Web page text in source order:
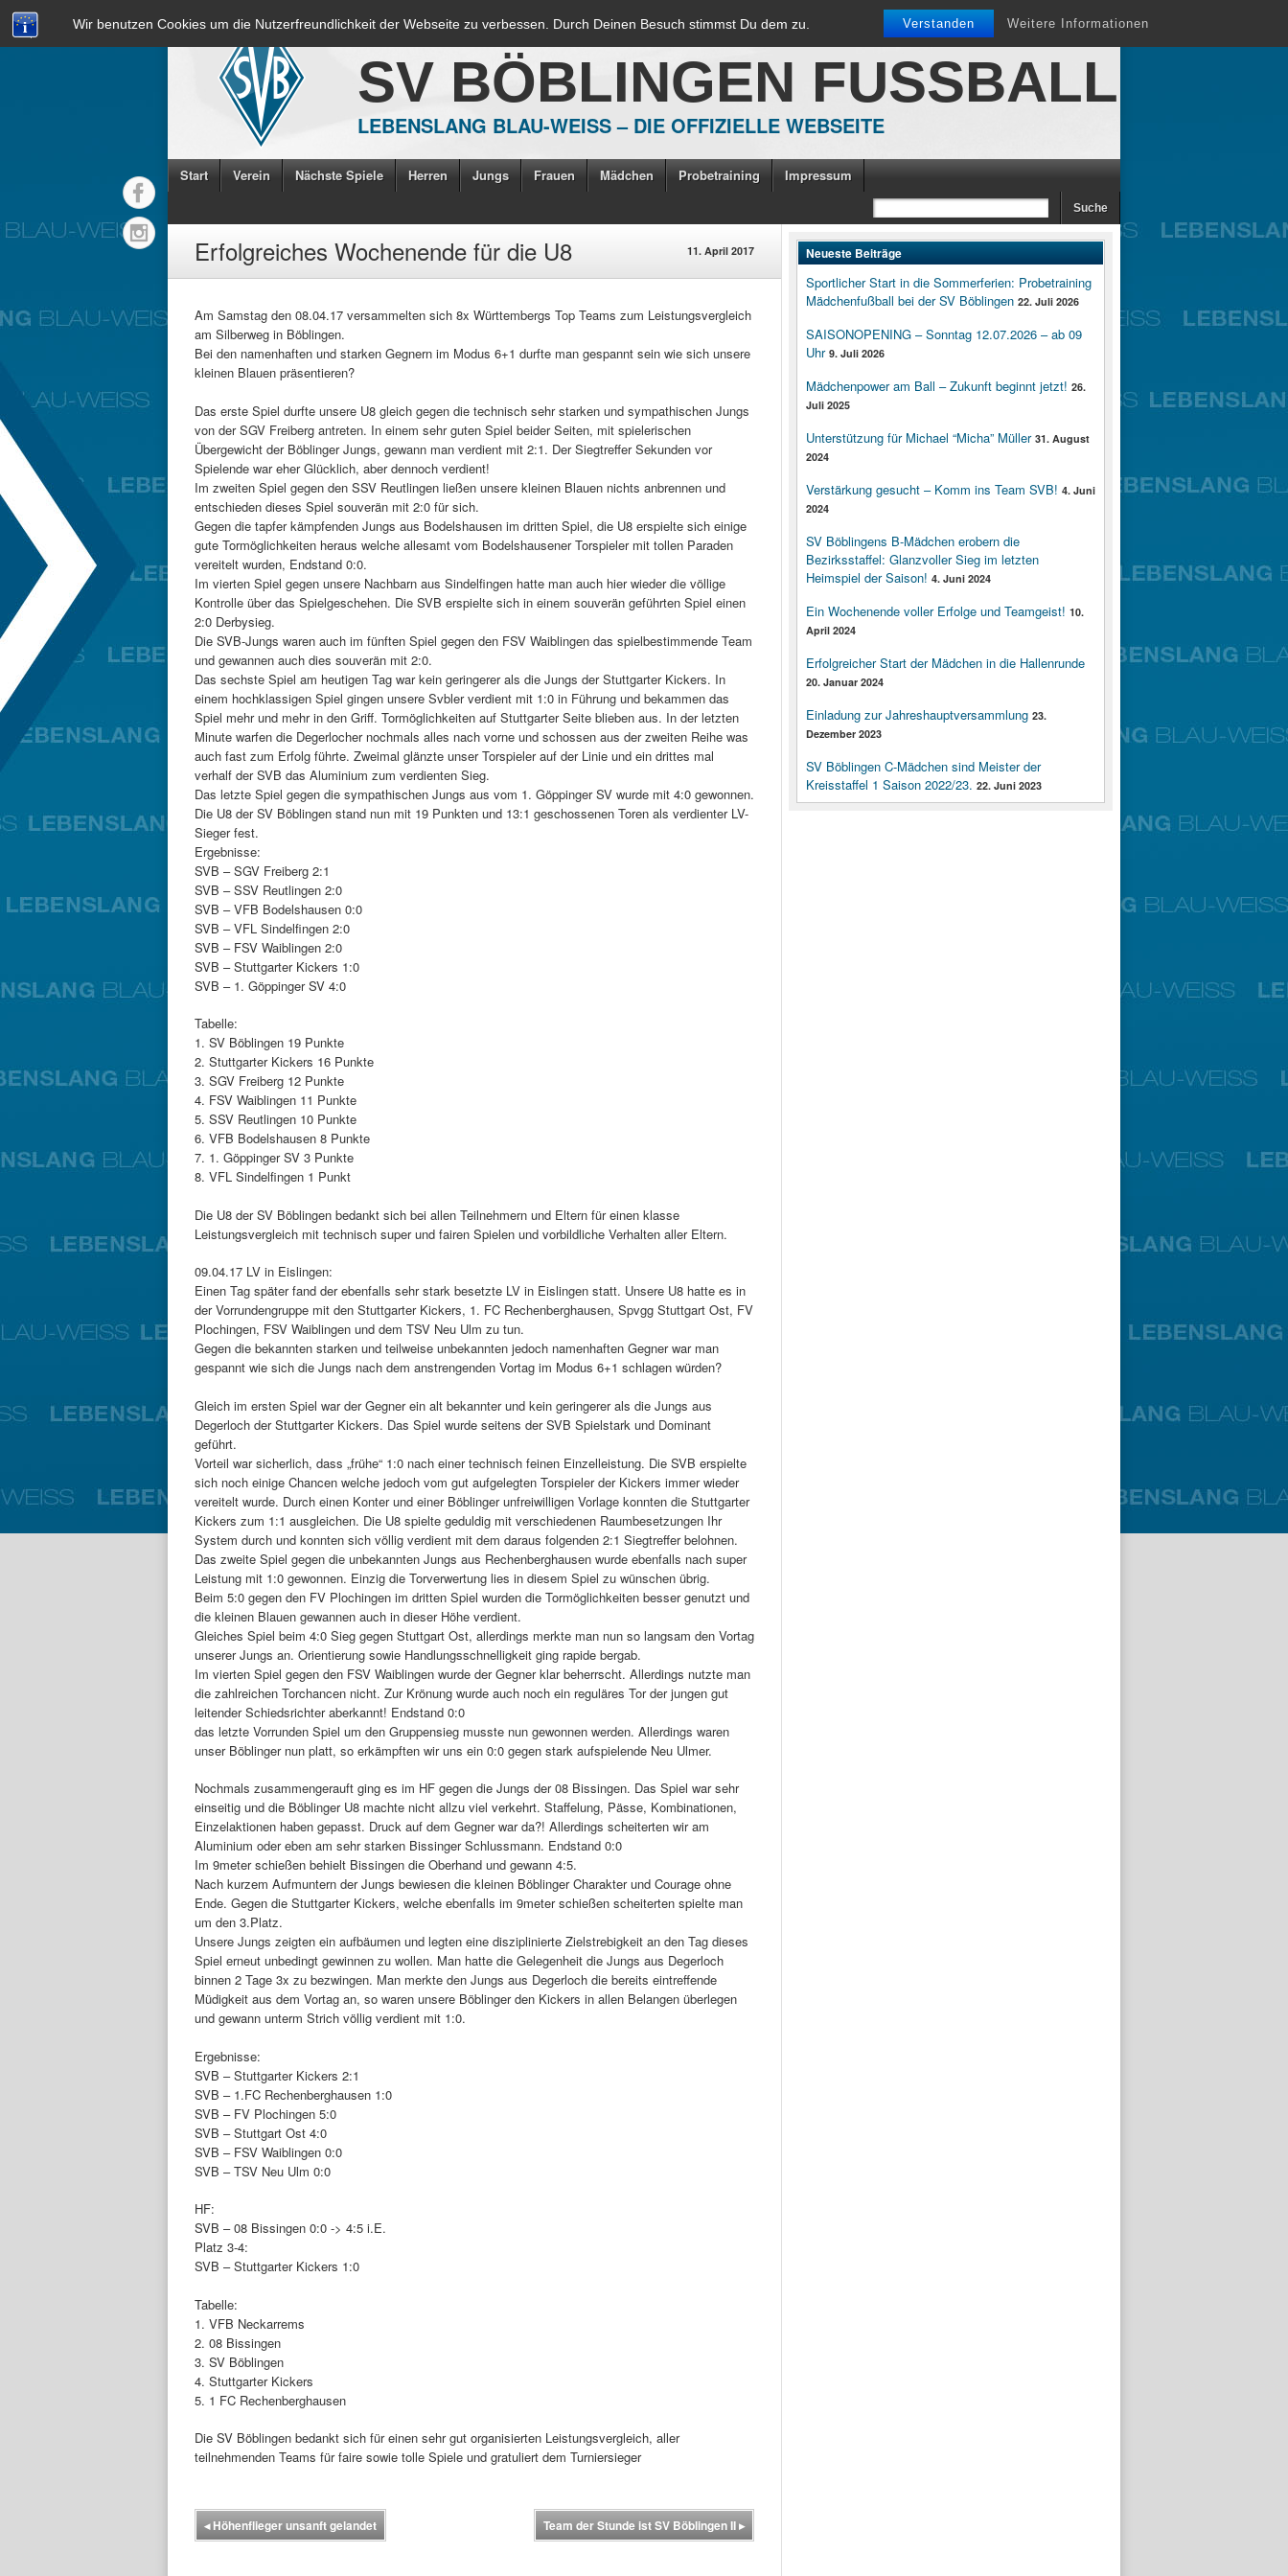
Wir benutzen Cookies um die Nutzerfreundlichkeit der Webseite zu verbessen. Durch Deinen Besuch stimmst Du dem zu. Verstanden Weitere Informationen
SV BÖBLINGEN FUSSBALL
LEBENSLANG BLAU-WEISS – DIE OFFIZIELLE WEBSEITE
Start Verein Nächste Spiele Herren Jungs Frauen Mädchen Probetraining Impressum
Erfolgreiches Wochenende für die U8 11. April 2017
Am Samstag den 08.04.17 versammelten sich 8x Württembergs Top Teams zum Leistungsvergleich
am Silberweg in Böblingen.
Bei den namenhaften und starken Gegnern im Modus 6+1 durfte man gespannt sein wie sich unsere
kleinen Blauen präsentieren?
Das erste Spiel durfte unsere U8 gleich gegen die technisch sehr starken und sympathischen Jungs
von der SGV Freiberg antreten. In einem sehr guten Spiel beider Seiten, mit spielerischen
Übergewicht der Böblinger Jungs, gewann man verdient mit 2:1. Der Siegtreffer Sekunden vor
Spielende war eher Glücklich, aber dennoch verdient!
Im zweiten Spiel gegen den SSV Reutlingen ließen unsere kleinen Blauen nichts anbrennen und
entschieden dieses Spiel souverän mit 2:0 für sich.
Gegen die tapfer kämpfenden Jungs aus Bodelshausen im dritten Spiel, die U8 erspielte sich einige
gute Tormöglichkeiten heraus welche allesamt vom Bodelshausener Torspieler mit tollen Paraden
vereitelt wurden, Endstand 0:0.
Im vierten Spiel gegen unsere Nachbarn aus Sindelfingen hatte man auch hier wieder die völlige
Kontrolle über das Spielgeschehen. Die SVB erspielte sich in einem souverän geführten Spiel einen
2:0 Derbysieg.
Die SVB-Jungs waren auch im fünften Spiel gegen den FSV Waiblingen das spielbestimmende Team
und gewannen auch dies souverän mit 2:0.
Das sechste Spiel am heutigen Tag war kein geringerer als die Jungs der Stuttgarter Kickers. In
einem hochklassigen Spiel gingen unsere Svbler verdient mit 1:0 in Führung und bekammen das
Spiel mehr und mehr in den Griff. Tormöglichkeiten auf Stuttgarter Seite blieben aus. In der letzten
Minute warfen die Degerlocher nochmals alles nach vorne und schossen aus der zweiten Reihe was
auch fast zum Erfolg führte. Zweimal glänzte unser Torspieler auf der Linie und ein drittes mal
verhalf der SVB das Aluminium zum verdienten Sieg.
Das letzte Spiel gegen die sympathischen Jungs aus vom 1. Göppinger SV wurde mit 4:0 gewonnen.
Die U8 der SV Böblingen stand nun mit 19 Punkten und 13:1 geschossenen Toren als verdienter LV-
Sieger fest.
Ergebnisse:
SVB – SGV Freiberg 2:1
SVB – SSV Reutlingen 2:0
SVB – VFB Bodelshausen 0:0
SVB – VFL Sindelfingen 2:0
SVB – FSV Waiblingen 2:0
SVB – Stuttgarter Kickers 1:0
SVB – 1. Göppinger SV 4:0
Tabelle:
1. SV Böblingen 19 Punkte
2. Stuttgarter Kickers 16 Punkte
3. SGV Freiberg 12 Punkte
4. FSV Waiblingen 11 Punkte
5. SSV Reutlingen 10 Punkte
6. VFB Bodelshausen 8 Punkte
7. 1. Göppinger SV 3 Punkte
8. VFL Sindelfingen 1 Punkt
Die U8 der SV Böblingen bedankt sich bei allen Teilnehmern und Eltern für einen klasse
Leistungsvergleich mit technisch super und fairen Spielen und vorbildliche Verhalten aller Eltern.
09.04.17 LV in Eislingen:
Einen Tag später fand der ebenfalls sehr stark besetzte LV in Eislingen statt. Unsere U8 hatte es in
der Vorrundengruppe mit den Stuttgarter Kickers, 1. FC Rechenberghausen, Spvgg Stuttgart Ost, FV
Plochingen, FSV Waiblingen und dem TSV Neu Ulm zu tun.
Gegen die bekannten starken und teilweise unbekannten jedoch namenhaften Gegner war man
gespannt wie sich die Jungs nach dem anstrengenden Vortag im Modus 6+1 schlagen würden?
Gleich im ersten Spiel war der Gegner ein alt bekannter und kein geringerer als die Jungs aus
Degerloch der Stuttgarter Kickers. Das Spiel wurde seitens der SVB Spielstark und Dominant
geführt.
Vorteil war sicherlich, dass „frühe“ 1:0 nach einer technisch feinen Einzelleistung. Die SVB erspielte
sich noch einige Chancen welche jedoch vom gut aufgelegten Torspieler der Kickers immer wieder
vereitelt wurde. Durch einen Konter und einer Böblinger unfreiwilligen Vorlage konnten die Stuttgarter
Kickers zum 1:1 ausgleichen. Die U8 spielte geduldig mit verschiedenen Raumbesetzungen Ihr
System durch und konnten sich völlig verdient mit dem daraus folgenden 2:1 Siegtreffer belohnen.
Das zweite Spiel gegen die unbekannten Jungs aus Rechenberghausen wurde ebenfalls nach super
Leistung mit 1:0 gewonnen. Einzig die Torverwertung lies in diesem Spiel zu wünschen übrig.
Beim 5:0 gegen den FV Plochingen im dritten Spiel wurden die Tormöglichkeiten besser genutzt und
die kleinen Blauen gewannen auch in dieser Höhe verdient.
Gleiches Spiel beim 4:0 Sieg gegen Stuttgart Ost, allerdings merkte man nun so langsam den Vortag
unserer Jungs an. Orientierung sowie Handlungsschnelligkeit ging rapide bergab.
Im vierten Spiel gegen den FSV Waiblingen wurde der Gegner klar beherrscht. Allerdings nutzte man
die zahlreichen Torchancen nicht. Zur Krönung wurde auch noch ein reguläres Tor der jungen gut
leitender Schiedsrichter aberkannt! Endstand 0:0
das letzte Vorrunden Spiel um den Gruppensieg musste nun gewonnen werden. Allerdings waren
unser Böblinger nun platt, so erkämpften wir uns ein 0:0 gegen stark aufspielende Neu Ulmer.
Nochmals zusammengerauft ging es im HF gegen die Jungs der 08 Bissingen. Das Spiel war sehr
einseitig und die Böblinger U8 machte nicht allzu viel verkehrt. Staffelung, Pässe, Kombinationen,
Einzelaktionen haben gepasst. Druck auf dem Gegner war da?! Allerdings scheiterten wir am
Aluminium oder eben am sehr starken Bissinger Schlussmann. Endstand 0:0
Im 9meter schießen behielt Bissingen die Oberhand und gewann 4:5.
Nach kurzem Aufmuntern der Jungs bewiesen die kleinen Böblinger Charakter und Courage ohne
Ende. Gegen die Stuttgarter Kickers, welche ebenfalls im 9meter schießen scheiterten spielte man
um den 3.Platz.
Unsere Jungs zeigten ein aufbäumen und legten eine disziplinierte Zielstrebigkeit an den Tag dieses
Spiel erneut unbedingt gewinnen zu wollen. Man hatte die Gelegenheit die Jungs aus Degerloch
binnen 2 Tage 3x zu bezwingen. Man merkte den Jungs aus Degerloch die bereits eintreffende
Müdigkeit aus dem Vortag an, so waren unsere Böblinger den Kickers in allen Belangen überlegen
und gewann unterm Strich völlig verdient mit 1:0.
Ergebnisse:
SVB – Stuttgarter Kickers 2:1
SVB – 1.FC Rechenberghausen 1:0
SVB – FV Plochingen 5:0
SVB – Stuttgart Ost 4:0
SVB – FSV Waiblingen 0:0
SVB – TSV Neu Ulm 0:0
HF:
SVB – 08 Bissingen 0:0 -> 4:5 i.E.
Platz 3-4:
SVB – Stuttgarter Kickers 1:0
Tabelle:
1. VFB Neckarrems
2. 08 Bissingen
3. SV Böblingen
4. Stuttgarter Kickers
5. 1 FC Rechenberghausen
Die SV Böblingen bedankt sich für einen sehr gut organisierten Leistungsvergleich, aller
teilnehmenden Teams für faire sowie tolle Spiele und gratuliert dem Turniersieger
◂Höhenflieger unsanft gelandet Team der Stunde ist SV Böblingen II▸
Neueste Beiträge
Sportlicher Start in die Sommerferien: Probetraining
Mädchenfußball bei der SV Böblingen 22. Juli 2026
SAISONOPENING – Sonntag 12.07.2026 – ab 09
Uhr 9. Juli 2026
Mädchenpower am Ball – Zukunft beginnt jetzt! 26.
Juli 2025
Unterstützung für Michael “Micha” Müller 31. August
2024
Verstärkung gesucht – Komm ins Team SVB! 4. Juni
2024
SV Böblingens B-Mädchen erobern die
Bezirksstaffel: Glanzvoller Sieg im letzten
Heimspiel der Saison! 4. Juni 2024
Ein Wochenende voller Erfolge und Teamgeist! 10.
April 2024
Erfolgreicher Start der Mädchen in die Hallenrunde
20. Januar 2024
Einladung zur Jahreshauptversammlung 23.
Dezember 2023
SV Böblingen C-Mädchen sind Meister der
Kreisstaffel 1 Saison 2022/23. 22. Juni 2023